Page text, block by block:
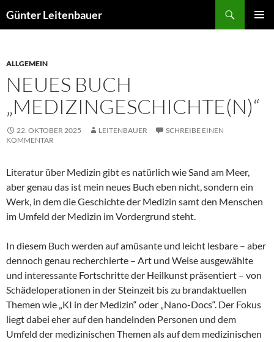
Inhalt
Günter Leitenbauer
ALLGEMEIN
NEUES BUCH
„MEDIZINGESCHICHTE(N)“
22. OKTOBER 2025 LEITENBAUER
SCHREIBE EINEN
KOMMENTAR
Literatur über Medizin gibt es natürlich wie Sand am Meer,
aber genau das ist mein neues Buch eben nicht, sondern ein
Werk, in dem die Geschichte der Medizin samt den Menschen
im Umfeld der Medizin im Vordergrund steht.
In diesem Buch werden auf amüsante und leicht lesbare – aber
dennoch genau recherchierte – Art und Weise ausgewählte
und interessante Fortschritte der Heilkunst präsentiert – von
Schädeloperationen in der Steinzeit bis zu brandaktuellen
Themen wie „KI in der Medizin“ oder „Nano-Docs“. Der Fokus
liegt dabei eher auf den handelnden Personen und dem
Umfeld der medizinischen Themen als auf dem medizinischen